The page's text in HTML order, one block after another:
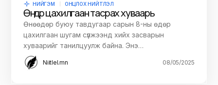
НИЙГЭМ ОНЦЛОХ НИЙТЛЭЛ
Өнөөдөр цахилгаан тасрах хуваарь
Өнөөдөр буюу тавдугаар сарын 8-ны өдөр
цахилгаан шугам сүлжээнд хийх засварын
хуваарийг танилцуулж байна. Энэ…
Niitlel.mn 08/05/2025